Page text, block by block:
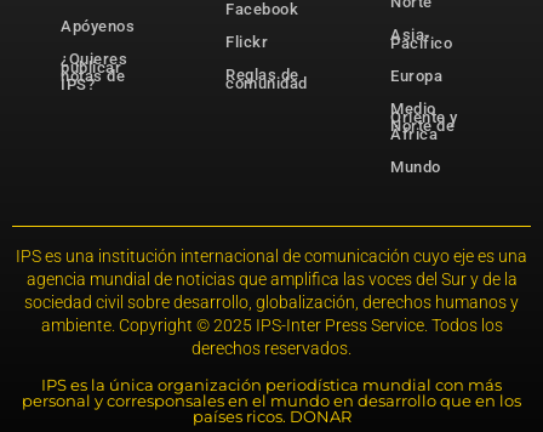
Apóyenos
¿Quieres
publicar
notas de
IPS?
Facebook
Flickr
Reglas de
comunidad
Asia-
Pacífico
Europa
Medio
Oriente y
Norte de
África
Mundo
IPS es una institución internacional de comunicación cuyo eje es una
agencia mundial de noticias que amplifica las voces del Sur y de la
sociedad civil sobre desarrollo, globalización, derechos humanos y
ambiente. Copyright © 2025 IPS-Inter Press Service. Todos los
derechos reservados.
IPS es la única organización periodística mundial con más
personal y corresponsales en el mundo en desarrollo que en los
países ricos. DONAR